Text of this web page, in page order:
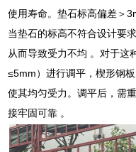
使用寿命。垫石标高偏差＞
当垫石的标高不符合设计要
从而导致受力不均 。对于这
≤5mm）进行调平，楔形钢
使其均匀受力。调平后，需
接牢固可靠 。